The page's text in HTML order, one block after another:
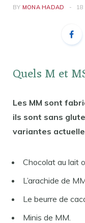
BY MONA HADAD 18
Quels M et
Les MM sont
ils sont sans
variantes
Chocolat au lait
L’arachide de
Le beurre de
Minis de MM.